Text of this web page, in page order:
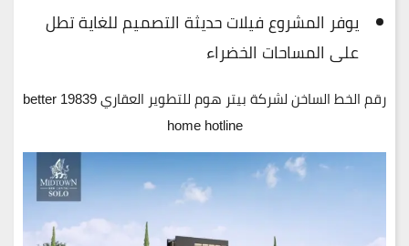
يوفر المشروع فيلات حديثة التصميم للغاية تطل
على المساحات الخضراء
رقم الخط الساخن لشركة بيتر هوم للتطوير العقاري 19839 better
home hotline